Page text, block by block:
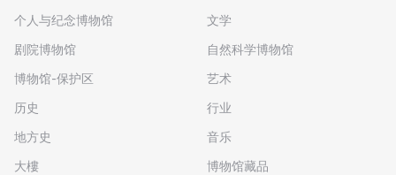
个人与纪念博物馆
剧院博物馆
博物馆-保护区
历史
地方史
大樓
文学
自然科学博物馆
艺术
行业
音乐
博物馆藏品